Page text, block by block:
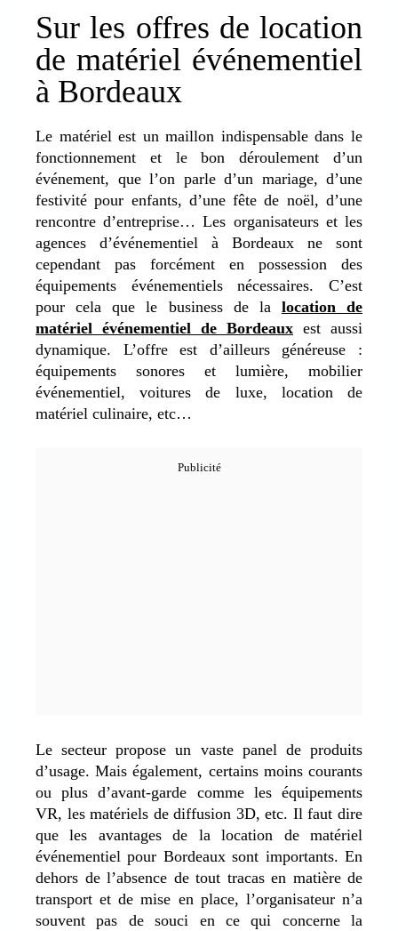
Sur les offres de location
de matériel événementiel
à Bordeaux
Le matériel est un maillon indispensable dans le
fonctionnement et le bon déroulement d’un
événement, que l’on parle d’un mariage, d’une
festivité pour enfants, d’une fête de noël, d’une
rencontre d’entreprise… Les organisateurs et les
agences d’événementiel à Bordeaux ne sont
cependant pas forcément en possession des
équipements événementiels nécessaires. C’est
pour cela que le business de la location de
matériel événementiel de Bordeaux est aussi
dynamique. L’offre est d’ailleurs généreuse :
équipements sonores et lumière, mobilier
événementiel, voitures de luxe, location de
matériel culinaire, etc…
Le secteur propose un vaste panel de produits
d’usage. Mais également, certains moins courants
ou plus d’avant-garde comme les équipements
VR, les matériels de diffusion 3D, etc. Il faut dire
que les avantages de la location de matériel
événementiel pour Bordeaux sont importants. En
dehors de l’absence de tout tracas en matière de
transport et de mise en place, l’organisateur n’a
souvent pas de souci en ce qui concerne la